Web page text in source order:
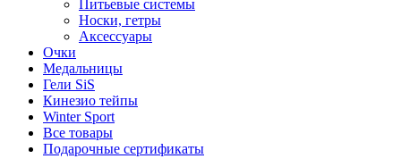
Питьевые системы
Носки, гетры
Аксессуары
Очки
Медальницы
Гели SiS
Кинезио тейпы
Winter Sport
Все товары
Подарочные сертификаты